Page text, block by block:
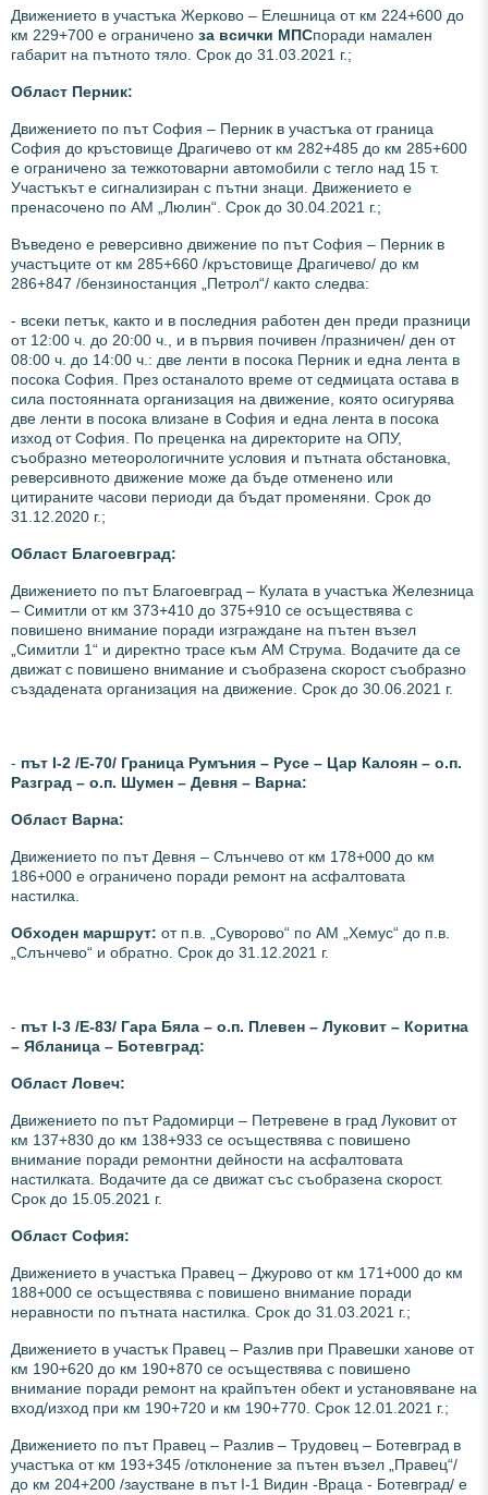
Движението в участъка Жерково – Елешница от км 224+600 до
км 229+700 е ограничено за всички МПСпоради намален
габарит на пътното тяло. Срок до 31.03.2021 г.;
Област Перник:
Движението по път София – Перник в участъка от граница
София до кръстовище Драгичево от км 282+485 до км 285+600
е ограничено за тежкотоварни автомобили с тегло над 15 т.
Участъкът е сигнализиран с пътни знаци. Движението е
пренасочено по АМ „Люлин“. Срок до 30.04.2021 г.;
Въведено е реверсивно движение по път София – Перник в
участъците от км 285+660 /кръстовище Драгичево/ до км
286+847 /бензиностанция „Петрол“/ както следва:
- всеки петък, както и в последния работен ден преди празници
от 12:00 ч. до 20:00 ч., и в първия почивен /празничен/ ден от
08:00 ч. до 14:00 ч.: две ленти в посока Перник и една лента в
посока София. През останалото време от седмицата остава в
сила постоянната организация на движение, която осигурява
две ленти в посока влизане в София и една лента в посока
изход от София. По преценка на директорите на ОПУ,
съобразно метеорологичните условия и пътната обстановка,
реверсивното движение може да бъде отменено или
цитираните часови периоди да бъдат променяни. Срок до
31.12.2020 г.;
Област Благоевград:
Движението по път Благоевград – Кулата в участъка Железница
– Симитли от км 373+410 до 375+910 се осъществява с
повишено внимание поради изграждане на пътен възел
„Симитли 1“ и директно трасе към АМ Струма. Водачите да се
движат с повишено внимание и съобразена скорост съобразно
създадената организация на движение. Срок до 30.06.2021 г.
- път І-2 /Е-70/ Граница Румъния – Русе – Цар Калоян – о.п.
Разград – о.п. Шумен – Девня – Варна:
Област Варна:
Движението по път Девня – Слънчево от км 178+000 до км
186+000 е ограничено поради ремонт на асфалтовата
настилка.
Обходен маршрут: от п.в. „Суворово“ по АМ „Хемус“ до п.в.
„Слънчево“ и обратно. Срок до 31.12.2021 г.
- път І-3 /Е-83/ Гара Бяла – о.п. Плевен – Луковит – Коритна
– Ябланица – Ботевград:
Област Ловеч:
Движението по път Радомирци – Петревене в град Луковит от
км 137+830 до км 138+933 се осъществява с повишено
внимание поради ремонтни дейности на асфалтовата
настилката. Водачите да се движат със съобразена скорост.
Срок до 15.05.2021 г.
Област София:
Движението в участъка Правец – Джурово от км 171+000 до км
188+000 се осъществява с повишено внимание поради
неравности по пътната настилка. Срок до 31.03.2021 г.;
Движението в участък Правец – Разлив при Правешки ханове от
км 190+620 до км 190+870 се осъществява с повишено
внимание поради ремонт на крайпътен обект и установяване на
вход/изход при км 190+720 и км 190+770. Срок 12.01.2021 г.;
Движението по път Правец – Разлив – Трудовец – Ботевград в
участъка от км 193+345 /отклонение за пътен възел „Правец“/
до км 204+200 /заустване в път І-1 Видин -Враца - Ботевград/ е